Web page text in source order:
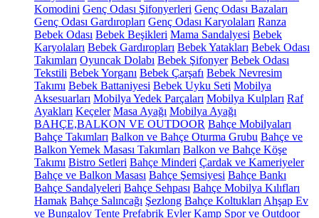
Komodini Genç Odası Şifonyerleri Genç Odası Bazaları
Genç Odası Gardıropları Genç Odası Karyolaları Ranza
Bebek Odası Bebek Beşikleri Mama Sandalyesi Bebek
Karyolaları Bebek Gardıropları Bebek Yatakları Bebek Odası
Takımları Oyuncak Dolabı Bebek Şifonyer Bebek Odası
Tekstili Bebek Yorganı Bebek Çarşafı Bebek Nevresim
Takımı Bebek Battaniyesi Bebek Uyku Seti Mobilya
Aksesuarları Mobilya Yedek Parçaları Mobilya Kulpları Raf
Ayakları Keçeler Masa Ayağı Mobilya Ayağı
BAHÇE,BALKON VE OUTDOOR Bahçe Mobilyaları
Bahçe Takımları Balkon ve Bahçe Oturma Grubu Bahçe ve
Balkon Yemek Masası Takımları Balkon ve Bahçe Köşe
Takımı Bistro Setleri Bahçe Minderi Çardak ve Kameriyeler
Bahçe ve Balkon Masası Bahçe Şemsiyesi Bahçe Bankı
Bahçe Sandalyeleri Bahçe Sehpası Bahçe Mobilya Kılıfları
Hamak Bahçe Salıncağı Şezlong Bahçe Koltukları Ahşap Ev
ve Bungalov Tente Prefabrik Evler Kamp Spor ve Outdoor